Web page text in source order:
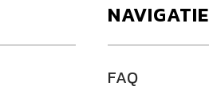
NAVIGATIE
FAQ